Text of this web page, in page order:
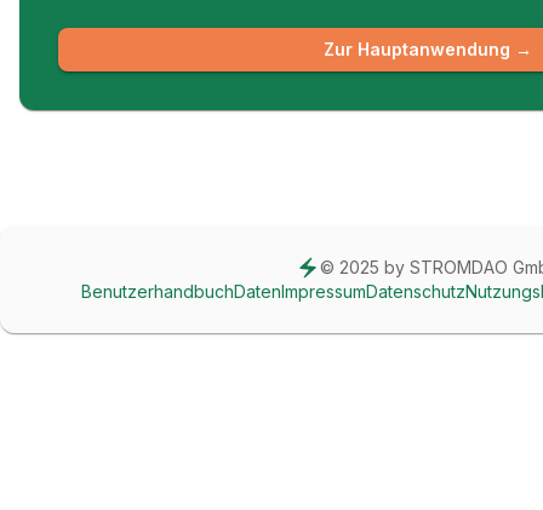
Zur Hauptanwendung →
© 2025 by STROMDAO
BenutzerhandbuchDatenImpressumDatenschutz